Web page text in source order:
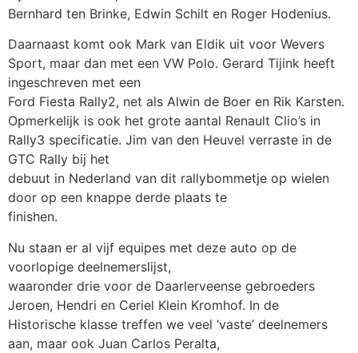
Bernhard ten Brinke, Edwin Schilt en Roger Hodenius.
Daarnaast komt ook Mark van Eldik uit voor Wevers
Sport, maar dan met een VW Polo. Gerard Tijink heeft
ingeschreven met een
Ford Fiesta Rally2, net als Alwin de Boer en Rik Karsten.
Opmerkelijk is ook het grote aantal Renault Clio’s in
Rally3 specificatie. Jim van den Heuvel verraste in de
GTC Rally bij het
debuut in Nederland van dit rallybommetje op wielen
door op een knappe derde plaats te
finishen.
Nu staan er al vijf equipes met deze auto op de
voorlopige deelnemerslijst,
waaronder drie voor de Daarlerveense gebroeders
Jeroen, Hendri en Ceriel Klein Kromhof. In de
Historische klasse treffen we veel ‘vaste’ deelnemers
aan, maar ook Juan Carlos Peralta,